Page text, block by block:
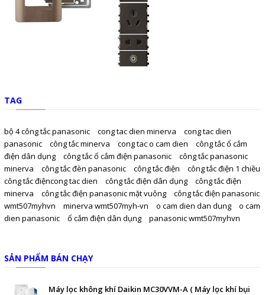
TAG
bộ 4 công tắc panasonic cong tac dien minerva
cong tac dien
panasonic
công tắc minerva cong tac o cam dien
công tắc ổ cắm
điện dân dụng
công tắc ổ cắm điện panasonic
công tắc panasonic
minerva
công tắc đèn panasonic công tắc điện
công tắc điện 1 chiều
công tắc điệncong tac dien
công tắc điện dân dụng
công tắc điện
minerva
công tắc điện panasonic mặt vuông
công tắc điện panasonic
wmt507myhvn
minerva wmt507myh-vn o cam dien dan dung
o cam
dien panasonic
ổ cắm điện dân dụng panasonic wmt507myhvn
SẢN PHẨM BÁN CHẠY
Máy lọc không khí Daikin MC30VVM-A ( Máy lọc khí bụi